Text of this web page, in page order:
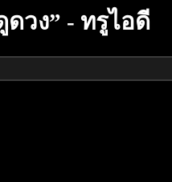
วง” - ทรูไอดี